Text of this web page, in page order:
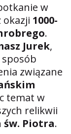
w
okazji 1000-
.
Jurek,
związane
temat w
relikwii
św. Piotra.